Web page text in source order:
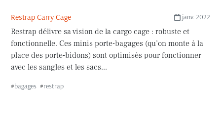
janv. 2022
Restrap Carry Cage
Restrap délivre sa vision de la cargo cage : robuste et
fonctionnelle. Ces minis porte-bagages (qu’on monte à la
place des porte-bidons) sont optimisés pour fonctionner
avec les sangles et les sacs...
#bagages #restrap